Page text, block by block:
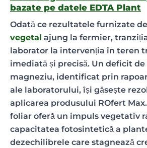
bazate pe datele EDTA Plant
Odată ce rezultatele furnizate
vegetal ajung la fermier,
laborator la intervenția în teren
imediată și precisă. Un deficit de
magneziu, identificat prin
ale laboratorului, își găsește
aplicarea produsului ROfert
foliar oferă un impuls vegetativ
capacitatea fotosintetică a
dezechilibrele care stagnează